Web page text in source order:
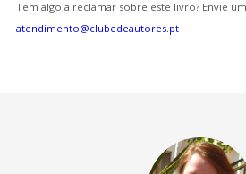
Tem algo a reclamar sobre este livro? Envie
atendimento@clubedeautores.pt